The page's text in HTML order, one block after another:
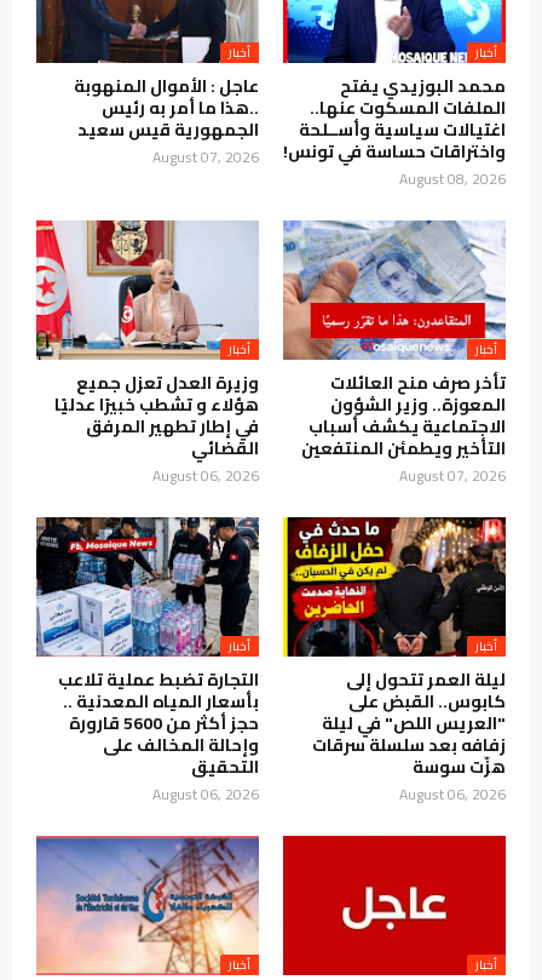
أخبار
محمد البوزيدي يفتح
الملفات المسكوت عنها..
اغتيالات سياسية وأســلحة
واختراقات حساسة في تونس!
August 08, 2026
أخبار
عاجل : الأموال المنهوبة
..هذا ما أمر به رئيس
الجمهورية قيس سعيد
August 07, 2026
أخبار
تأخر صرف منح العائلات
المعوزة.. وزير الشؤون
الاجتماعية يكشف أسباب
التأخير ويطمئن المنتفعين
August 07, 2026
أخبار
وزيرة العدل تعزل جميع
هؤلاء و تشطب خبيرًا عدليًا
في إطار تطهير المرفق
القضائي
August 06, 2026
أخبار
ليلة العمر تتحول إلى
كابوس.. القبض على
"العريس اللص" في ليلة
زفافه بعد سلسلة سرقات
هزّت سوسة
August 06, 2026
أخبار
التجارة تضبط عملية تلاعب
بأسعار المياه المعدنية ..
حجز أكثر من 5600 قارورة
وإحالة المخالف على
التحقيق
August 06, 2026
أخبار أخبار